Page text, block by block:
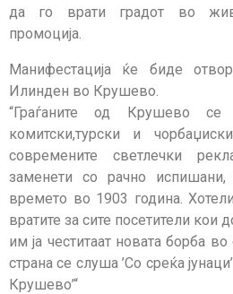
да го врати градот во
промоција.
Манифестација ќе биде
Илинден во Крушево.
“Граѓаните од Крушево
комитски,турски и
современите светлечки
заменети со рачно
времето во 1903 година.
вратите за сите посетители кои
им ја честитаат новата борба
страна се слуша ’Со среќа
Крушево’“